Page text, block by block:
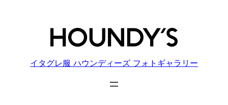
イタグレ服 ハウンディーズ フォトギャラリー